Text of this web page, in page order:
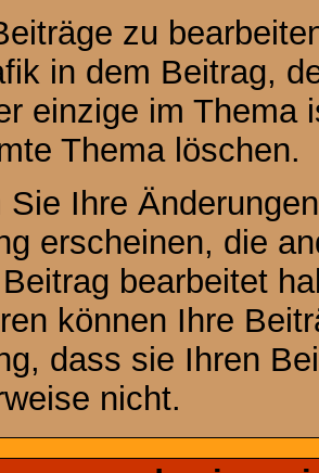
zu
in dem Beitrag,
einzige im Thema
Thema löschen.
Sie Ihre
erscheinen, die
bearbeitet
können Ihre
dass sie Ihren
nicht.